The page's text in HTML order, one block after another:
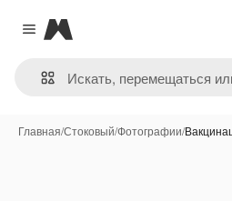
Close menu
Magnific
Главная/Стоковый/Фотографии/